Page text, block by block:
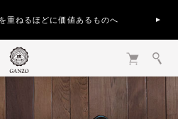
重ねるほどに価値あるものへ